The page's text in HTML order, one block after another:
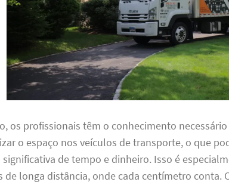
os profissionais têm o conhecimento
o espaço nos veículos de transporte, o que
significativa de tempo e dinheiro. Isso é
de longa distância, onde cada centímetro conta.